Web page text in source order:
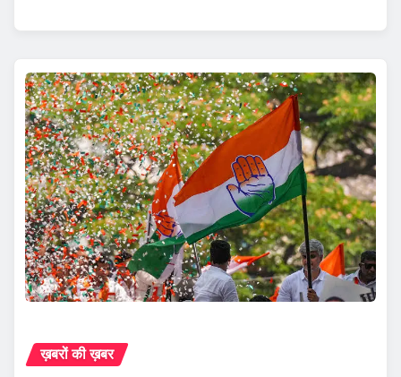
ख़बरों की ख़बर